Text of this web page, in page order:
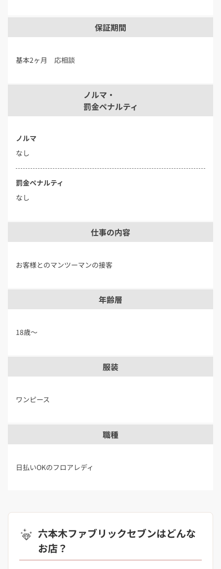
保証期間
基本2ヶ月 応相談
ノルマ・
罰金ペナルティ
ノルマ
なし
罰金ペナルティ
なし
仕事の内容
お客様とのマンツーマンの接客
年齢層
18歳〜
服装
ワンピース
職種
日払いOKのフロアレディ
六本木ファブリックセブンはどんな
お店？